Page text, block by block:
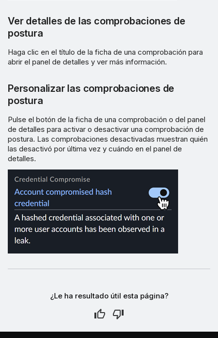
Ver detalles de las comprobaciones de
postura
Haga clic en el título de la ficha de una comprobación para
abrir el panel de detalles y ver más información.
Personalizar las comprobaciones de
postura
Pulse el botón de la ficha de una comprobación o del panel
de detalles para activar o desactivar una comprobación de
postura. Las comprobaciones desactivadas muestran quién
las desactivó por última vez y cuándo en el panel de
detalles.
¿Le ha resultado útil esta página?